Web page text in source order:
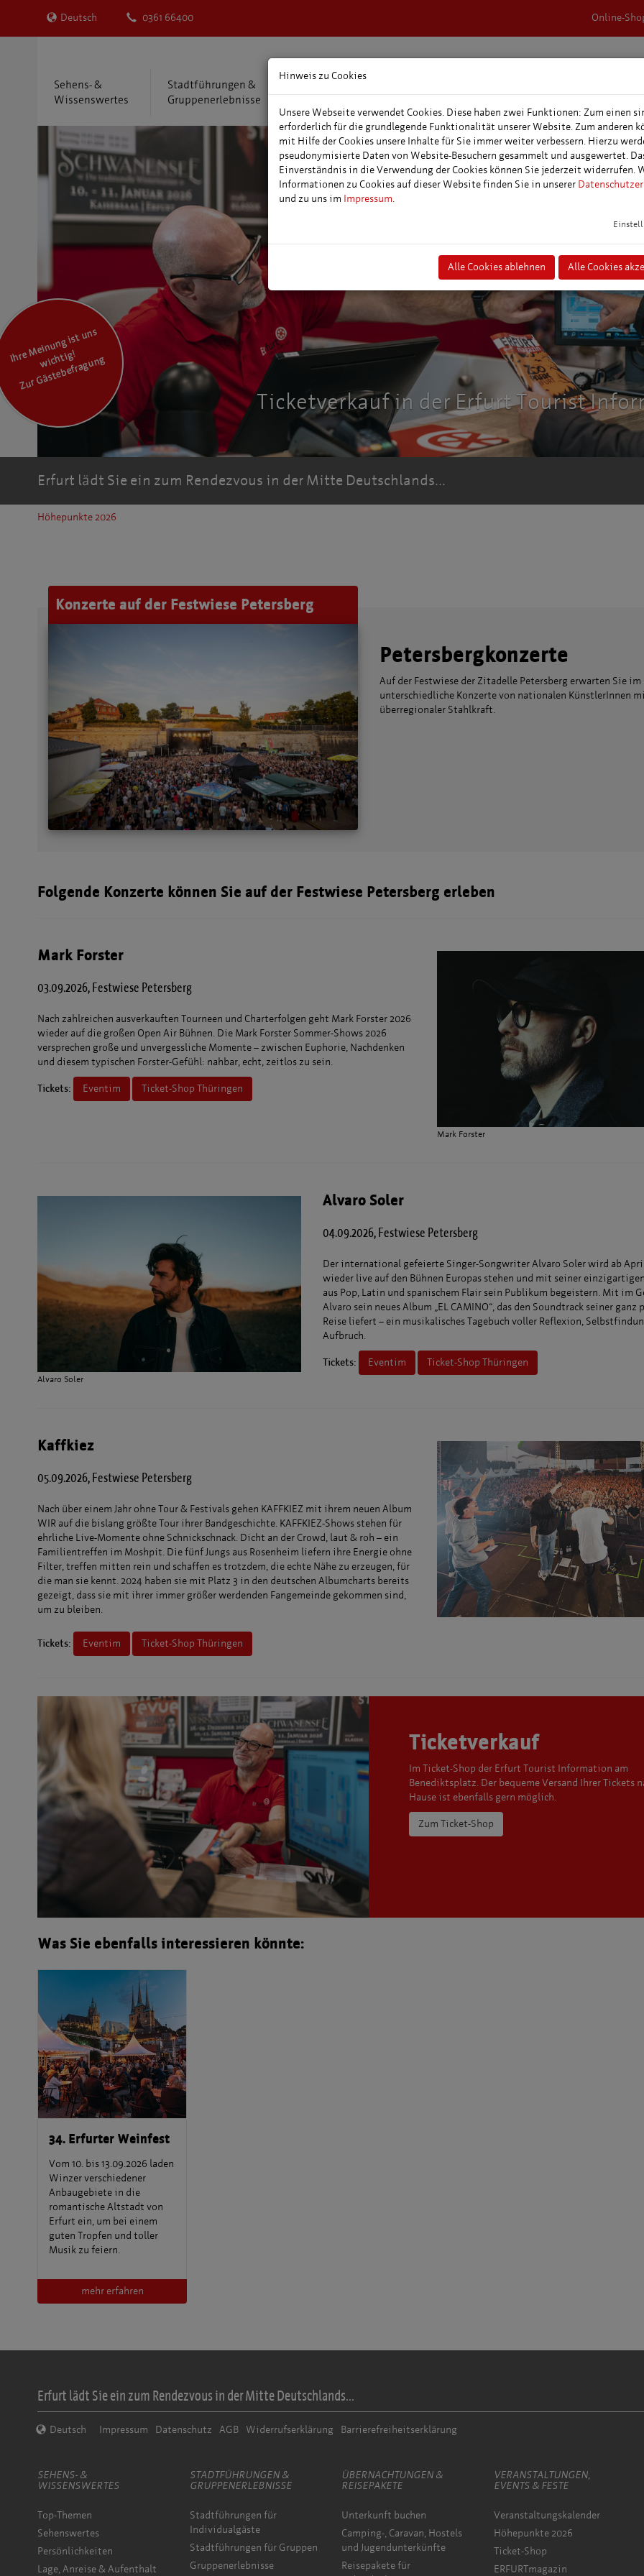
Deutsch 0361 66400 Online-
Sehens- &
Wissenswertes
Stadtführungen &
Gruppenerlebnisse
Ticketverkauf in der Erfurt Tourist
I
hr
e
M
ei
n
u
n
g ist
u
ns
wic
hti
g!
Zur Gästebefragung
Erfurt lädt Sie ein zum Rendezvous in der Mitte Deutschlands...
Höhepunkte 2026
Konzerte auf der Festwiese Petersberg
Petersbergkonzerte
Auf der Festwiese der Zitadelle Petersberg erwarten Sie im
unterschiedliche Konzerte von nationalen KünstlerInnen
überregionaler Stahlkraft.
Folgende Konzerte können Sie auf der Festwiese Petersberg erleben
Mark Forster
03.09.2026, Festwiese Petersberg
Nach zahlreichen ausverkauften Tourneen und Charterfolgen geht Mark Forster 2026
wieder auf die großen Open Air Bühnen. Die Mark Forster Sommer-Shows 2026
versprechen große und unvergessliche Momente – zwischen Euphorie, Nachdenken
und diesem typischen Forster-Gefühl: nahbar, echt, zeitlos zu sein.
Tickets: Eventim Ticket-Shop Thüringen
Mark Forster
Alvaro Soler
Alvaro Soler
04.09.2026, Festwiese Petersberg
Der international gefeierte Singer-Songwriter Alvaro Soler wird ab
wieder live auf den Bühnen Europas stehen und mit seiner
aus Pop, Latin und spanischem Flair sein Publikum begeistern. Mit im
Alvaro sein neues Album „EL CAMINO“, das den Soundtrack seiner ganz
Reise liefert – ein musikalisches Tagebuch voller Reflexion,
Aufbruch.
Tickets: Eventim Ticket-Shop Thüringen
Kaffkiez
05.09.2026, Festwiese Petersberg
Nach über einem Jahr ohne Tour & Festivals gehen KAFFKIEZ mit ihrem neuen Album
WIR auf die bislang größte Tour ihrer Bandgeschichte. KAFFKIEZ-Shows stehen für
ehrliche Live-Momente ohne Schnickschnack. Dicht an der Crowd, laut & roh – ein
Familientreffen im Moshpit. Die fünf Jungs aus Rosenheim liefern ihre Energie ohne
Filter, treffen mitten rein und schaffen es trotzdem, die echte Nähe zu erzeugen, für
die man sie kennt. 2024 haben sie mit Platz 3 in den deutschen Albumcharts bereits
gezeigt, dass sie mit ihrer immer größer werdenden Fangemeinde gekommen sind,
um zu bleiben.
Tickets: Eventim Ticket-Shop Thüringen
Ticketverkauf
Im Ticket-Shop der Erfurt Tourist Information am
Benediktsplatz. Der bequeme Versand Ihrer Tickets
Hause ist ebenfalls gern möglich.
Zum Ticket-Shop
Was Sie ebenfalls interessieren könnte:
34. Erfurter Weinfest
Vom 10. bis 13.09.2026 laden
Winzer verschiedener
Anbaugebiete in die
romantische Altstadt von
Erfurt ein, um bei einem
guten Tropfen und toller
Musik zu feiern.
mehr erfahren
Erfurt lädt Sie ein zum Rendezvous in der Mitte Deutschlands...
Deutsch Impressum Datenschutz AGB Widerrufserklärung Barrierefreiheitserklärung
SEHENS- &
WISSENSWERTES
Top-Themen
Sehenswertes
Persönlichkeiten
Lage, Anreise & Aufenthalt
STADTFÜHRUNGEN &
GRUPPENERLEBNISSE
Stadtführungen für
Individualgäste
Stadtführungen für Gruppen
Gruppenerlebnisse
ÜBERNACHTUNGEN &
REISEPAKETE
Unterkunft buchen
Camping-, Caravan, Hostels
und Jugendunterkünfte
Reisepakete für
VERANSTALTUNGEN,
EVENTS & FESTE
Veranstaltungskalender
Höhepunkte 2026
Ticket-Shop
ERFURTmagazin
Hinweis zu Cookies
Unsere Webseite verwendet Cookies. Diese haben zwei Funktionen: Zum einen
erforderlich für die grundlegende Funktionalität unserer Website. Zum anderen
mit Hilfe der Cookies unsere Inhalte für Sie immer weiter verbessern. Hierzu
pseudonymisierte Daten von Website-Besuchern gesammelt und ausgewertet.
Einverständnis in die Verwendung der Cookies können Sie jederzeit widerrufen.
Informationen zu Cookies auf dieser Website finden Sie in unserer
und zu uns im Impressum.
Alle Cookies ablehnen Alle Cookies